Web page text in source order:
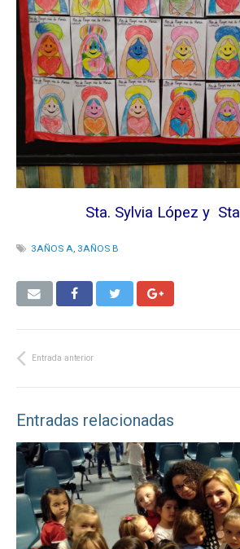
Sta. Sylvia López y
3AÑOS A, 3AÑOS B
Entrada anterior
Entradas relacionadas